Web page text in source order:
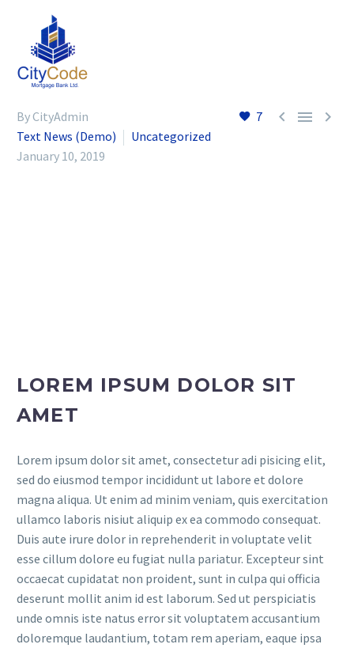
7   
By CityAdmin
Text News (Demo)
Uncategorized
January 10, 2019
LOREM IPSUM DOLOR SIT
AMET
Lorem ipsum dolor sit amet, consectetur adi pisicing elit,
sed do eiusmod tempor incididunt ut labore et dolore
magna aliqua. Ut enim ad minim veniam, quis exercitation
ullamco laboris nisiut aliquip ex ea commodo consequat.
Duis aute irure dolor in reprehenderit in voluptate velit
esse cillum dolore eu fugiat nulla pariatur. Excepteur sint
occaecat cupidatat non proident, sunt in culpa qui officia
deserunt mollit anim id est laborum. Sed ut perspiciatis
unde omnis iste natus error sit voluptatem accusantium
doloremque laudantium, totam rem aperiam, eaque ipsa